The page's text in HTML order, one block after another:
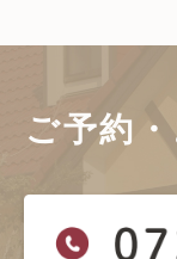
ご予約